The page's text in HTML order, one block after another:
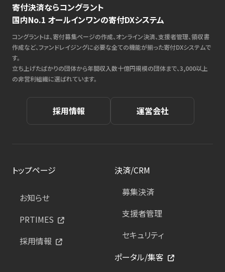
寄付決済ならコングラント
国内No.1 オールインワンの寄付DXシステム
コングラントは、寄付募集ページの作成、オンライン決済、支援者管理、領収書
作成など、ファンドレイジングに必要な全ての機能が揃った寄付DXシステムで
す。
立ち上げたばかりの団体から年間収入数十億円規模の団体まで、3,000以上
の非営利組織に選ばれています。
採用情報 運営会社
トップページ
お知らせ
PRTIMES
採用情報
決済/CRM
募集決済
支援者管理
セキュリティ
ポータル/集客